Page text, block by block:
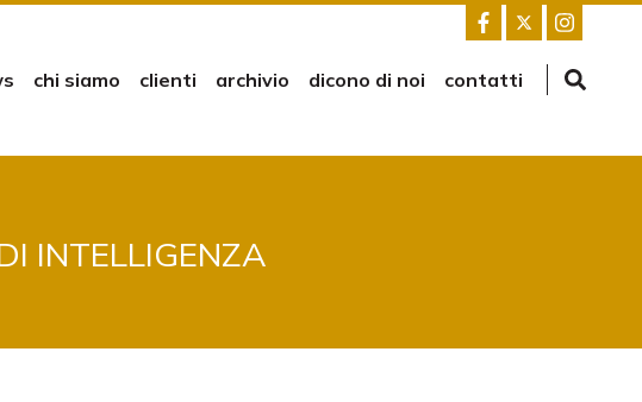
chi siamo clienti archivio dicono di noi contatti
INTELLIGENZA